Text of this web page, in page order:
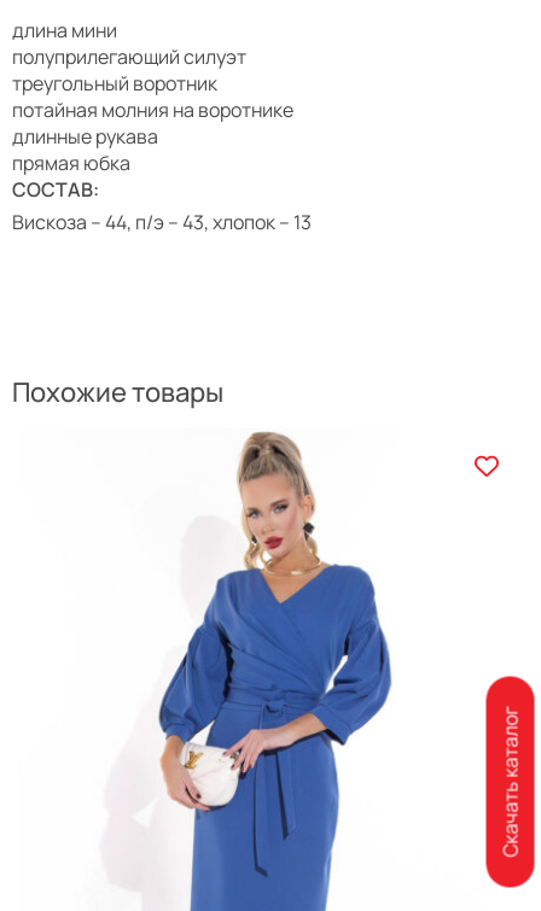
длина мини
полуприлегающий силуэт
треугольный воротник
потайная молния на воротнике
длинные рукава
прямая юбка
СОСТАВ:
Вискоза – 44, п/э – 43, хлопок – 13
Похожие товары
Скачать каталог